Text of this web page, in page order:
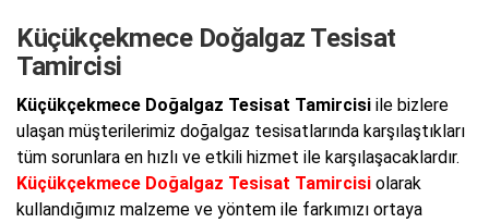
Küçükçekmece Doğalgaz Tesisat
Tamircisi
Küçükçekmece Doğalgaz Tesisat Tamircisi ile bizlere
ulaşan müşterilerimiz doğalgaz tesisatlarında karşılaştıkları
tüm sorunlara en hızlı ve etkili hizmet ile karşılaşacaklardır.
Küçükçekmece Doğalgaz Tesisat Tamircisi olarak
kullandığımız malzeme ve yöntem ile farkımızı ortaya